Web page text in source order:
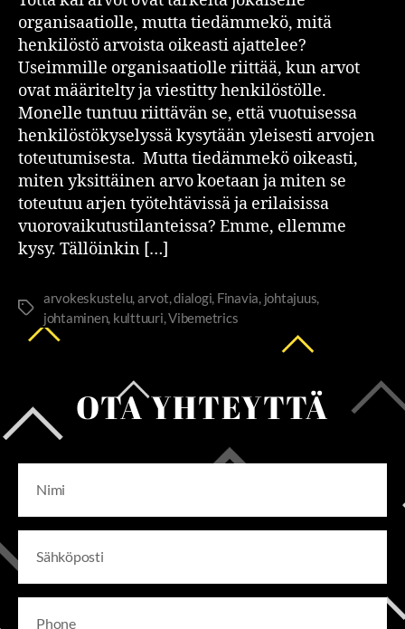
organisaatiolle, mutta tiedämmekö, mitä
henkilöstö arvoista oikeasti ajattelee?
Useimmille organisaatiolle riittää, kun arvot
ovat määritelty ja viestitty henkilöstölle.
Monelle tuntuu riittävän se, että vuotuisessa
henkilöstökyselyssä kysytään yleisesti arvojen
toteutumisesta. Mutta tiedämmekö oikeasti,
miten yksittäinen arvo koetaan ja miten se
toteutuu arjen työtehtävissä ja erilaisissa
vuorovaikutustilanteissa? Emme, ellemme
kysy. Tällöinkin […]
arvokeskustelu, arvot ,dialogi Finavia johtajuus
johtaminen, kulttuuri ,Vibemetrics
OTA YHTEYTTÄ